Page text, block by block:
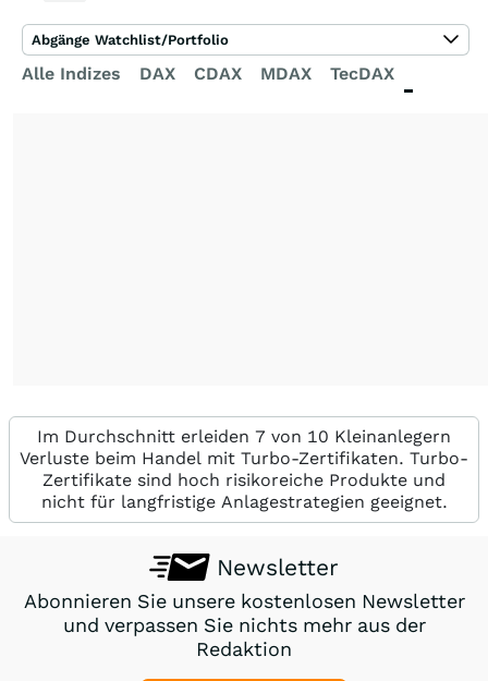
Alle Indizes DAX CDAX MDAX TecDAX
Abgänge Watchlist/Portfolio
Im Durchschnitt erleiden 7 von 10 Kleinanlegern
Verluste beim Handel mit Turbo-Zertifikaten. Turbo-
Zertifikate sind hoch risikoreiche Produkte und
nicht für langfristige Anlagestrategien geeignet.
Newsletter
Abonnieren Sie unsere kostenlosen Newsletter
und verpassen Sie nichts mehr aus der
Redaktion